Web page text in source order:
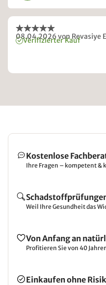
08.04.2026von Revasiye
Verifizierter Kauf
Kostenlose
Ihre Fragen – kompetent
Weil Ihre Gesundheit das
Von Anfang an
Profitieren Sie von 40
Einkaufen ohne